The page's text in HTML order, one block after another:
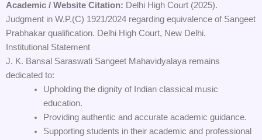
Academic / Website Citation: Delhi High Court (2025).
Judgment in W.P.(C) 1921/2024 regarding equivalence of Sangeet
Prabhakar qualification. Delhi High Court, New Delhi.
Institutional Statement
J. K. Bansal Saraswati Sangeet Mahavidyalaya remains
dedicated to:
Upholding the dignity of Indian classical music
education.
Providing authentic and accurate academic guidance.
Supporting students in their academic and professional